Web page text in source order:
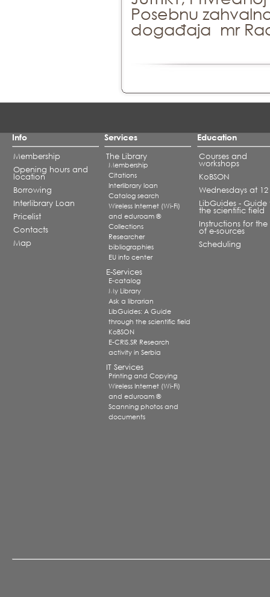
Posebnu
događaja mr
Info
Membership
Opening hours and
location
Borrowing
Interlibrary Loan
Pricelist
Contacts
Map
Services
The Library
Membership
Citations
Interlibrary loan
Catalog search
Wireless Internet (Wi-Fi)
and eduroam ®
Collections
Researcher
bibliographies
EU info center
E-Services
E-catalog
My Library
Ask a librarian
LibGuides: A Guide
through the scientific field
KoBSON
E-CRIS.SR Research
activity in Serbia
IT Services
Printing and Copying
Wireless Internet (Wi-Fi)
and eduroam ®
Scanning photos and
documents
Education
Courses and
workshops
KoBSON
Wednesdays at 12
LibGuides - Guide
the scientific field
Instructions for the
of e-sources
Scheduling